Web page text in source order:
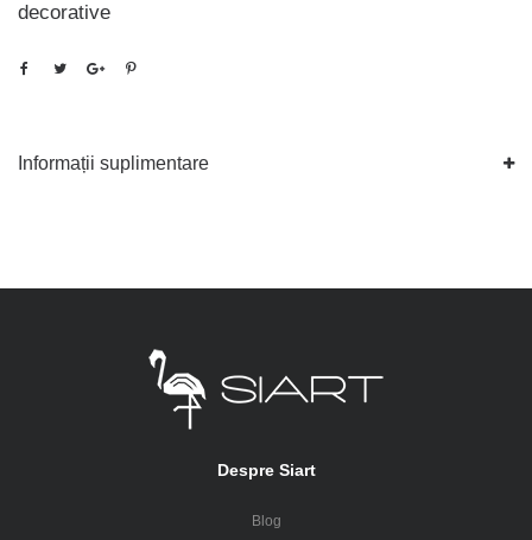
decorative
Informații suplimentare
Despre Siart
Blog